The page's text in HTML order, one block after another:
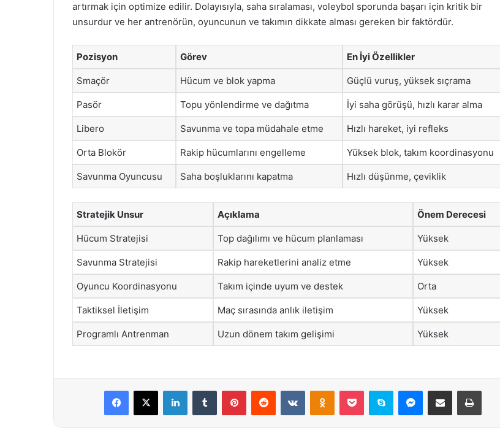
artırmak için optimize edilir. Dolayısıyla, saha sıralaması, voleybol sporunda başarı için kritik bir
unsurdur ve her antrenörün, oyuncunun ve takımın dikkate alması gereken bir faktördür.
Pozisyon Görev En İyi Özellikler
Smaçör Hücum ve blok yapma Güçlü vuruş, yüksek sıçrama
Pasör Topu yönlendirme ve dağıtma İyi saha görüşü, hızlı karar alma
Libero Savunma ve topa müdahale etme Hızlı hareket, iyi refleks
Orta Blokör Rakip hücumlarını engelleme Yüksek blok, takım koordinasyonu
Savunma Oyuncusu Saha boşluklarını kapatma Hızlı düşünme, çeviklik
Stratejik Unsur Açıklama Önem Derecesi
Hücum Stratejisi Top dağılımı ve hücum planlaması Yüksek
Savunma Stratejisi Rakip hareketlerini analiz etme Yüksek
Oyuncu Koordinasyonu Takım içinde uyum ve destek Orta
Taktiksel İletişim Maç sırasında anlık iletişim Yüksek
Programlı Antrenman Uzun dönem takım gelişimi Yüksek
Facebook
X LinkedInTumblr PinterestReddit VKontakteOdnoklassniki
Pocket Skype Messenger
E-Posta ile paylaş Yazdır